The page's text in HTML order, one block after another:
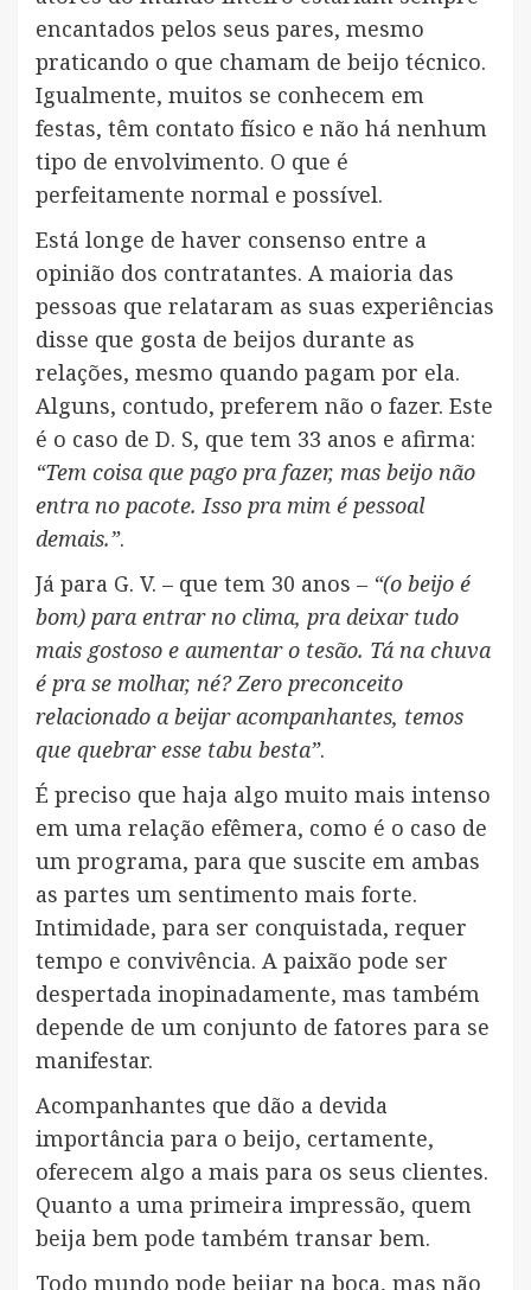
encantados pelos seus pares, mesmo
praticando o que chamam de beijo técnico.
Igualmente, muitos se conhecem em
festas, têm contato físico e não há nenhum
tipo de envolvimento. O que é
perfeitamente normal e possível.
Está longe de haver consenso entre a
opinião dos contratantes. A maioria das
pessoas que relataram as suas experiências
disse que gosta de beijos durante as
relações, mesmo quando pagam por ela.
Alguns, contudo, preferem não o fazer. Este
é o caso de D. S, que tem 33 anos e afirma:
“Tem coisa que pago pra fazer, mas beijo não
entra no pacote. Isso pra mim é pessoal
demais.”.
Já para G. V. – que tem 30 anos – “(o beijo é
bom) para entrar no clima, pra deixar tudo
mais gostoso e aumentar o tesão. Tá na chuva
é pra se molhar, né? Zero preconceito
relacionado a beijar acompanhantes, temos
que quebrar esse tabu besta”.
É preciso que haja algo muito mais intenso
em uma relação efêmera, como é o caso de
um programa, para que suscite em ambas
as partes um sentimento mais forte.
Intimidade, para ser conquistada, requer
tempo e convivência. A paixão pode ser
despertada inopinadamente, mas também
depende de um conjunto de fatores para se
manifestar.
Acompanhantes que dão a devida
importância para o beijo, certamente,
oferecem algo a mais para os seus clientes.
Quanto a uma primeira impressão, quem
beija bem pode também transar bem.
Todo mundo pode beijar na boca, mas não